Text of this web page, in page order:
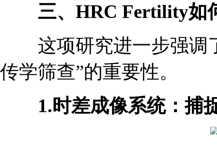
三、HRC Fertility如何
这项研究进一步强调
传学筛查”的重要性。
1.时差成像系统：捕